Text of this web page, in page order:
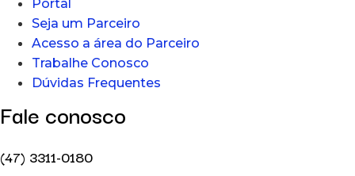
Portal
Seja um Parceiro
Acesso a área do Parceiro
Trabalhe Conosco
Dúvidas Frequentes
Fale conosco
(47) 3311-0180